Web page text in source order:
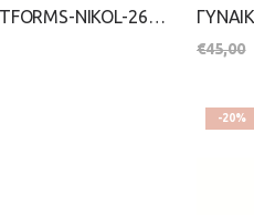
€45,00
-20%